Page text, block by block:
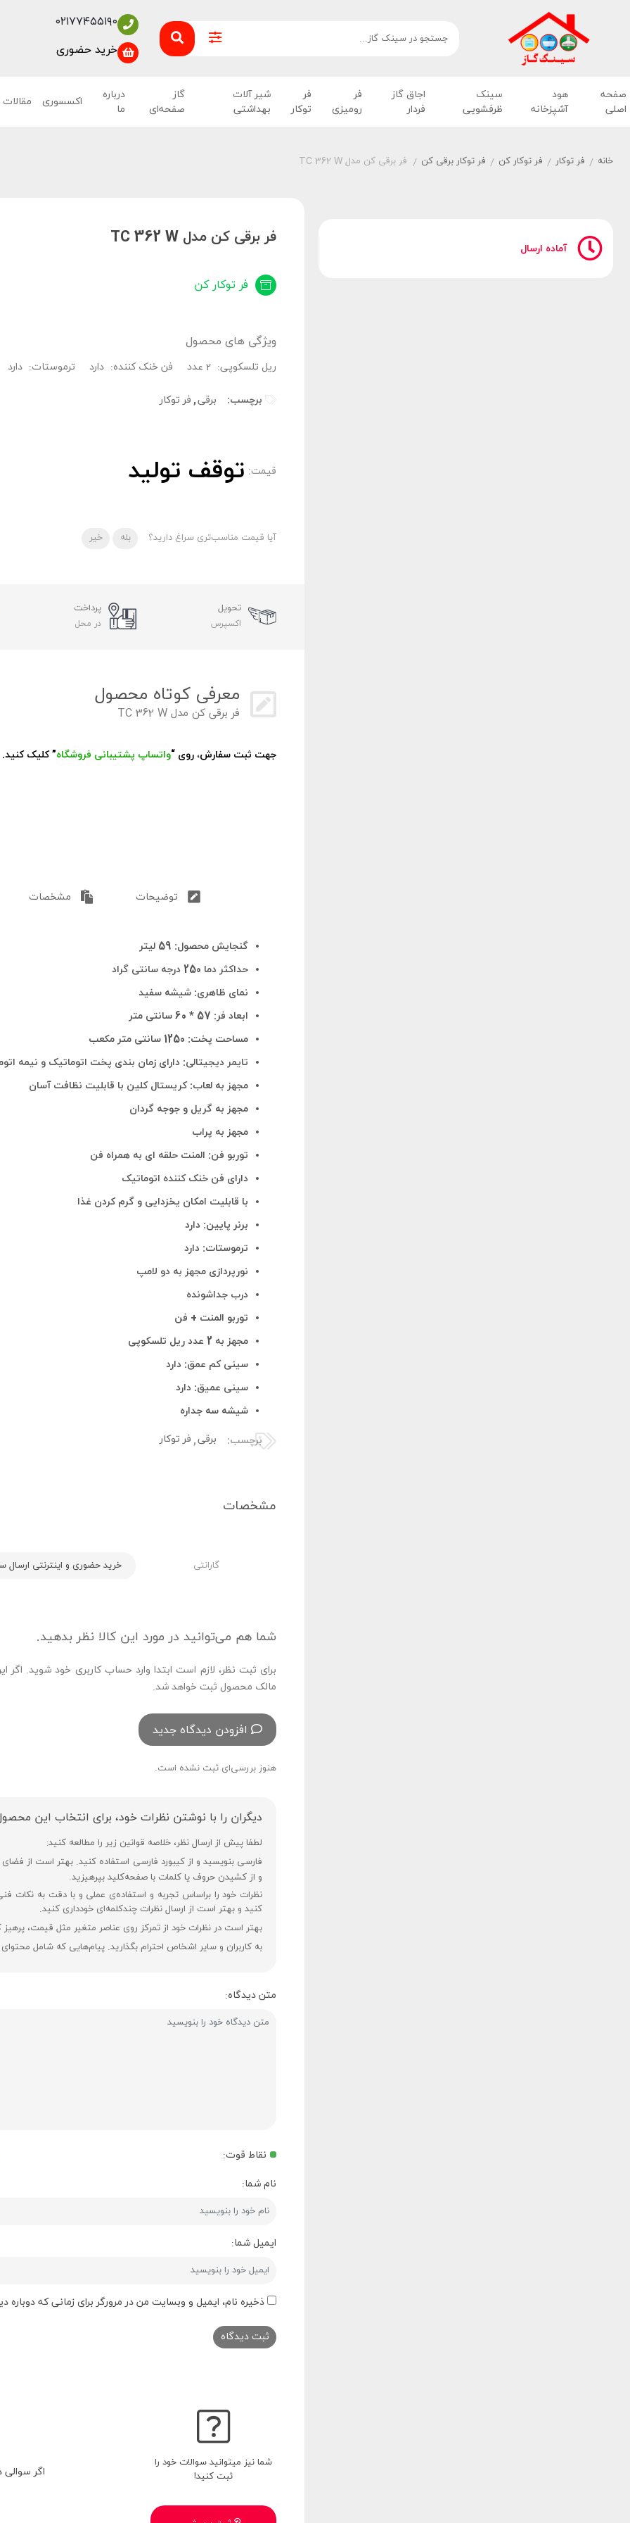
۰۲۱۷۷۴۵۵۱۹۰
خرید حضوری
صفحه
اصلی
هود
آشپزخانه
سینک
ظرفشویی
اجاق گاز
فردار
فر
رومیزی
فر
توکار
شیر آلات
بهداشتی
گاز
صفحه‌ای
درباره
ما
اکسسوری مقالات
خانه / فر توکار / فر توکار کن / فر توکار برقی کن / فر برقی کن مدل TC 362 W
آماده ارسال
فر برقی کن مدل TC 362 W
فر توکار کن
ویژگی های محصول
ریل تلسکوپی: فن خنک کننده: دارد ترموستات: دارد
برچسب: برقی, فر توکار
قیمت: توقف تولید
آیا قیمت مناسب‌تری سراغ دارید؟ بله خیر
تحویل
اکسپرس
پرداخت
در محل
معرفی کوتاه محصول
فر برقی کن مدل TC 362 W
جهت ثبت سفارش، روی “واتساپ پشتیبانی فروشگاه” کلیک کنید.
توضیحات مشخصات
گنجایش محصول: 59 لیتر
حداکثر دما 250 درجه سانتی گراد
نمای ظاهری: شیشه سفید
ابعاد فر: 57 * 60 سانتی متر
مساحت پخت: 1250 سانتی متر مکعب
تایمر دیجیتالی: دارای زمان بندی پخت اتوماتیک و نیمه
مجهز به لعاب: کریستال کلین با قابلیت نظافت آسان
مجهز به گریل و جوجه گردان
مجهز به پراب
توربو فن: المنت حلقه ای به همراه فن
دارای فن خنک کننده اتوماتیک
با قابلیت امکان یخزدایی و گرم کردن غذا
برنر پایین: دارد
ترموستات: دارد
نورپردازی مجهز به دو لامپ
درب جداشونده
توربو المنت + فن
مجهز به 2 عدد ریل تلسکوپی
سینی کم عمق: دارد
سینی عمیق: دارد
شیشه سه جداره
برچسب: برقی, فر توکار
مشخصات
گارانتی خرید حضوری و اینترنتی ارسال
شما هم می‌توانید در مورد این کالا نظر بدهید.
برای ثبت نظر، لازم است ابتدا وارد حساب کاربری خود شوید.
مالک محصول ثبت خواهد شد.
افزودن دیدگاه جدید
هنوز بررسی‌ای ثبت نشده است.
دیگران را با نوشتن نظرات خود، برای انتخاب این
لطفا پیش از ارسال نظر، خلاصه قوانین زیر را مطالعه کنید:
و از کشیدن حروف یا کلمات با صفحه‌کلید بپرهیزید.
نظرات خود را براساس تجربه و استفاده‌ی عملی و با دقت به نکات
کنید و بهتر است از ارسال نظرات چندکلمه‌‌ای خودداری کنید.
بهتر است در نظرات خود از تمرکز روی عناصر متغیر مثل قیمت، پرهیز
به کاربران و سایر اشخاص احترام بگذارید. پیام‌هایی که شامل
متن دیدگاه:
نقاط قوت:
نام شما:
ایمیل شما:
ذخیره نام، ایمیل و وبسایت من در مرورگر برای زمانی که
شما نیز میتوانید سوالات خود را
ثبت کنید!
اگر